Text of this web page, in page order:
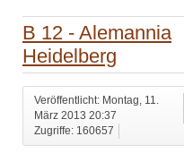
B 12 - Alemannia
Heidelberg
Veröffentlicht: Montag, 11.
März 2013 20:37
Zugriffe: 160657